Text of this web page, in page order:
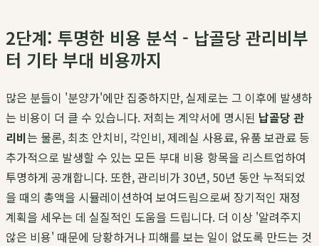
2단계: 투명한 비용 분석 - 납골당 관리비부
터 기타 부대 비용까지
많은 분들이 '분양가'에만 집중하지만, 실제로는 그 이후에 발생하
는 비용이 더 클 수 있습니다. 저희는 계약서에 명시된 납골당 관
리비는 물론, 최초 안치비, 각인비, 제례실 사용료, 유품 보관료 등
추가적으로 발생할 수 있는 모든 부대 비용 항목을 리스트업하여
투명하게 공개합니다. 또한, 관리비가 30년, 50년 동안 누적되었
을 때의 총액을 시뮬레이션하여 보여드림으로써 장기적인 재정
계획을 세우는 데 실질적인 도움을 드립니다. 더 이상 '알려주지
않은 비용' 때문에 당황하거나 피해를 보는 일이 없도록 만드는 것